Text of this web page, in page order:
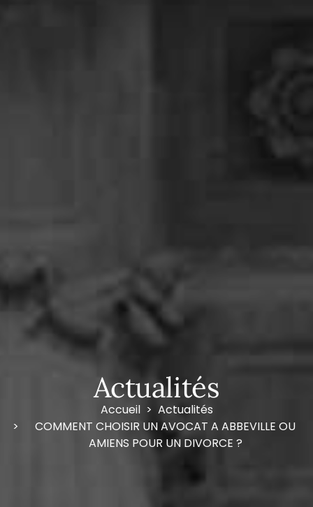
Actualités
Accueil
Actualités
COMMENT CHOISIR UN AVOCAT A ABBEVILLE OU
AMIENS POUR UN DIVORCE ?